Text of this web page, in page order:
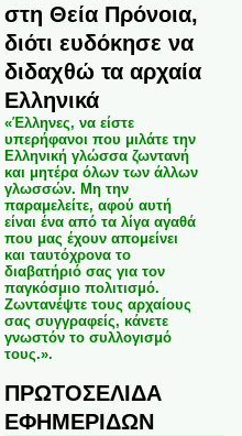
στη Θεία Πρόνοια,
διότι ευδόκησε να
διδαχθώ τα αρχαία
Ελληνικά
«Έλληνες, να είστε
υπερήφανοι που μιλάτε την
Ελληνική γλώσσα ζωντανή
και μητέρα όλων των άλλων
γλωσσών. Μη την
παραμελείτε, αφού αυτή
είναι ένα από τα λίγα αγαθά
που μας έχουν απομείνει
και ταυτόχρονα το
διαβατήριό σας για τον
παγκόσμιο πολιτισμό.
Ζωντανέψτε τους αρχαίους
σας συγγραφείς, κάνετε
γνωστόν το συλλογισμό
τους.».
ΠΡΩΤΟΣΕΛΙΔΑ
ΕΦΗΜΕΡΙΔΩΝ